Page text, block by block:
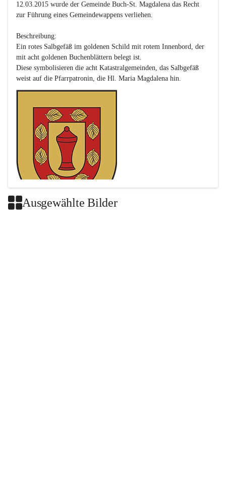
12.03.2015 wurde der Gemeinde Buch-St. Magdalena das Recht
zur Führung eines Gemeindewappens verliehen.
Beschreibung:
Ein rotes Salbgefäß im goldenen Schild mit rotem Innenbord, der
mit acht goldenen Buchenblättern belegt ist.
Diese symbolisieren die acht Katastralgemeinden, das Salbgefäß
Ausgewählte Bilder